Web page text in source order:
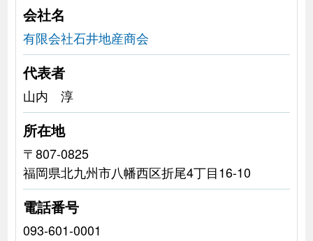
会社名
有限会社石井地産商会
代表者
山内 淳
所在地
〒807-0825
福岡県北九州市八幡西区折尾4丁目16-10
電話番号
093-601-0001